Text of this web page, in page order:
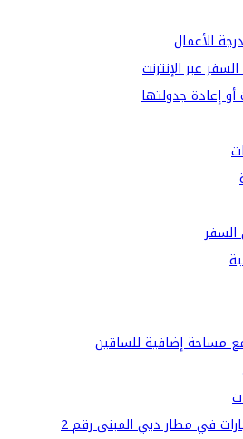
الأعمال
السفر عبر الإنترنت
أو إعادة جدولتها
السفر
مساحة إضافية للساقين
في مطار دبي المبنى رقم 2